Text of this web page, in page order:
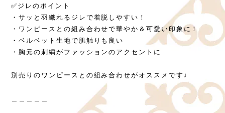
✅ジレのポイント
・サッと羽織れるジレで着脱しやすい！
・ワンピースとの組み合わせで華やか＆可愛い印象に！
・ベルベット生地で肌触りも良い
・胸元の刺繍がファッションのアクセントに
別売りのワンピースとの組み合わせがオススメです♩